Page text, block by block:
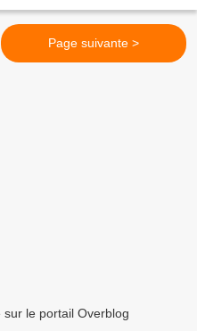
Page suivante >
le portail Overblog